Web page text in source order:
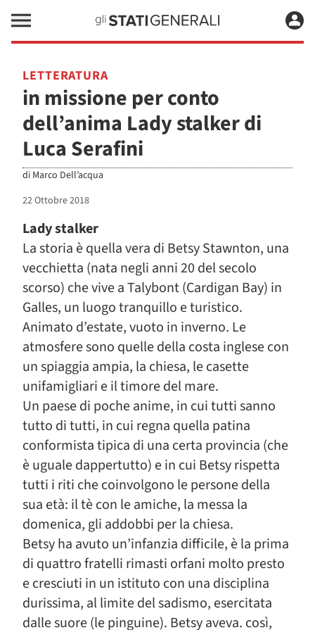
LETTERATURA
in missione per conto
dell’anima Lady stalker di
Luca Serafini
di Marco Dell’acqua
22 Ottobre 2018
Lady stalker
La storia è quella vera di Betsy Stawnton, una
vecchietta (nata negli anni 20 del secolo
scorso) che vive a Talybont (Cardigan Bay) in
Galles, un luogo tranquillo e turistico.
Animato d’estate, vuoto in inverno. Le
atmosfere sono quelle della costa inglese con
un spiaggia ampia, la chiesa, le casette
unifamigliari e il timore del mare.
Un paese di poche anime, in cui tutti sanno
tutto di tutti, in cui regna quella patina
conformista tipica di una certa provincia (che
è uguale dappertutto) e in cui Betsy rispetta
tutti i riti che coinvolgono le persone della
sua età: il tè con le amiche, la messa la
domenica, gli addobbi per la chiesa.
Betsy ha avuto un’infanzia difficile, è la prima
di quattro fratelli rimasti orfani molto presto
e cresciuti in un istituto con una disciplina
durissima, al limite del sadismo, esercitata
dalle suore (le pinguine). Betsy aveva. così,